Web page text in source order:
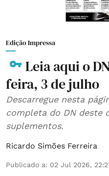
Edição Impressa
Leia aqui o
feira, 3 de julho
Descarregue nesta
completa do DN deste
suplementos.
Ricardo Simões Ferreira
Publicado a: 02 Jul 2026,